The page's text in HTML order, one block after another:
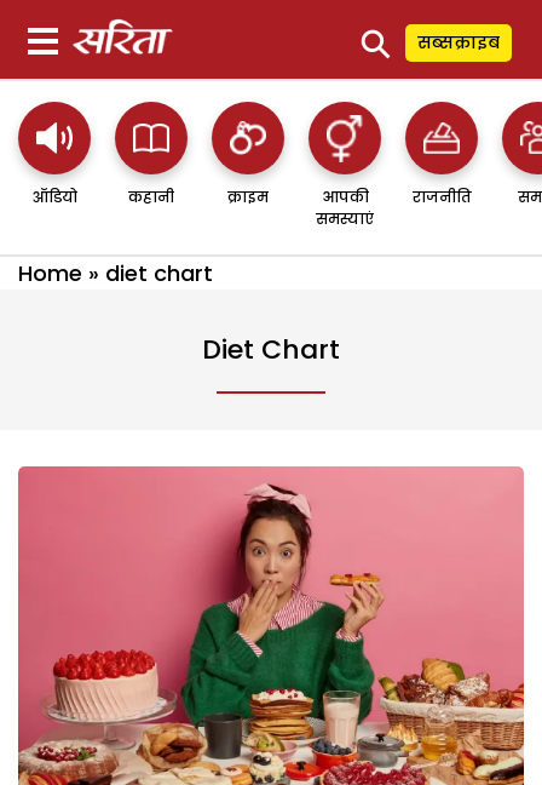
⚲ सब्सक्राइब
ऑडियो कहानी क्राइम
आपकी
समस्याएं
राजनीति
Home » diet chart
Diet Chart